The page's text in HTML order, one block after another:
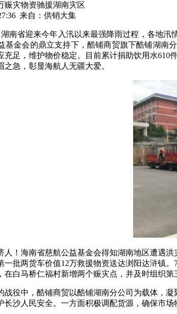
赈灾物资驰援湖南灾区
来自：供销大集
湖南省迎来今年入汛以来最强降雨过程，各地
基金会的鼎立支持下，酷铺商贸旗下酷铺湖南
充足，维护物价稳定。目前累计捐助饮用水610
急，彰显海航人无疆大爱。
人！海南省慈航公益基金会得知湖南地区遭遇
一批两货车价值12万救援物资送达浏阳达浒镇
在白马桥仁福村新增两个赈灾点，并及时组织第
战役中，酷铺商贸以酷铺湖南分公司为载体，
长沙人民安全。一方面积极调配货源，确保市场